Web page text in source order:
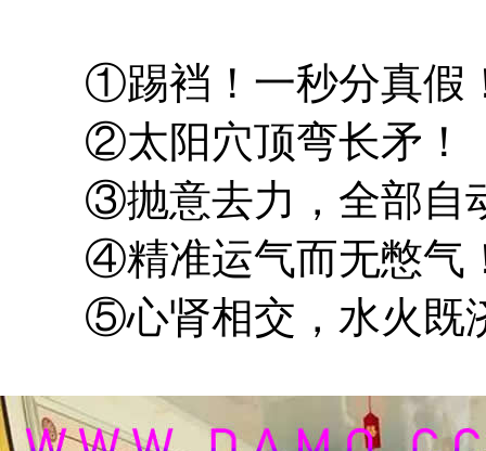
①踢裆！一秒分真假
②太阳穴顶弯长矛！
③抛意去力，全部自动
④精准运气而无憋气
⑤心肾相交，水火既济